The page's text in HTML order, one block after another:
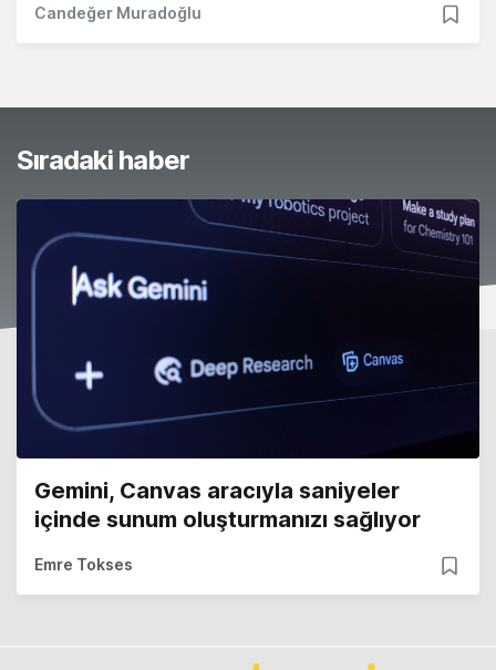
Candeğer Muradoğlu
Sıradaki haber
Gemini, Canvas aracıyla saniyeler
içinde sunum oluşturmanızı sağlıyor
Emre Tokses